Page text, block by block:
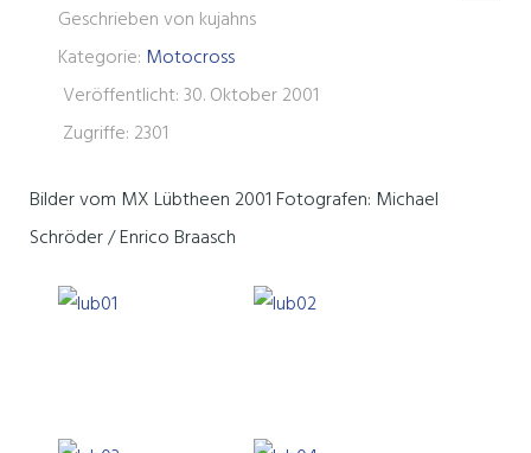
Geschrieben von kujahns
Kategorie: Motocross
Veröffentlicht: 30. Oktober 2001
Zugriffe: 2301
Bilder vom MX Lübtheen 2001 Fotografen: Michael
Schröder / Enrico Braasch